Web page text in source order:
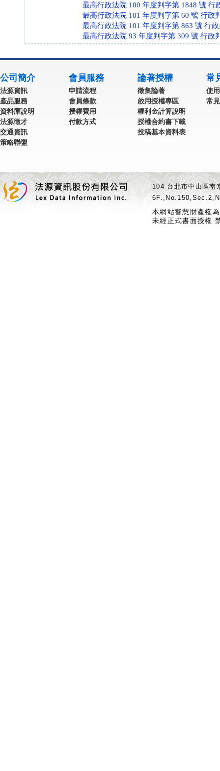
最高行政法院 100 年度判字第 1848 號 行
最高行政法院 101 年度判字第 60 號 行政
最高行政法院 101 年度判字第 863 號 行
最高行政法院 93 年度判字第 309 號 行政
公司簡介
法源資訊
產品服務
資料庫說明
法源徵才
交通資訊
策略聯盟
會員服務
申請流程
會員條款
授權費用
付款方式
論著授權
徵集論著
啟用授權專區
權利金計算說明
授權合約書下載
投稿基本資料表
常
使
常
104 台北市中山區
本網站智慧財產權
未經正式書面授權